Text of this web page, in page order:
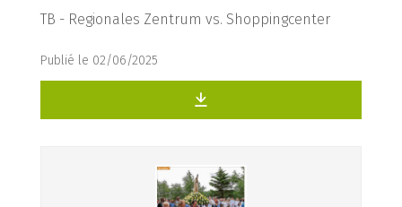
TB - Regionales Zentrum vs. Shoppingcenter
Publié le 02/06/2025